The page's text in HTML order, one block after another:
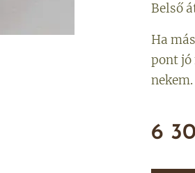
Belső
Ha
pont jó
nekem.
6